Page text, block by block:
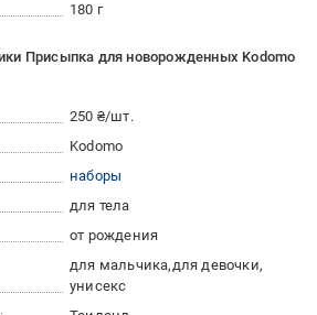
180 г
Присыпка для новорожденных Kodomo
250 ₴/шт.
Kodomo
наборы
для тела
от рождения
для мальчика для девочки
унисекс